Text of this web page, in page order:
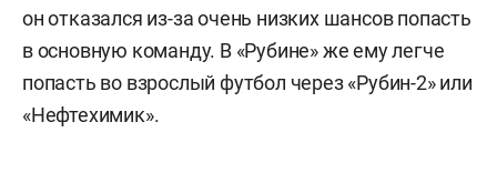
он отказался из-за очень низких шансов попасть
в основную команду. В «Рубине» же ему легче
попасть во взрослый футбол через «Рубин-2» или
«Нефтехимик».